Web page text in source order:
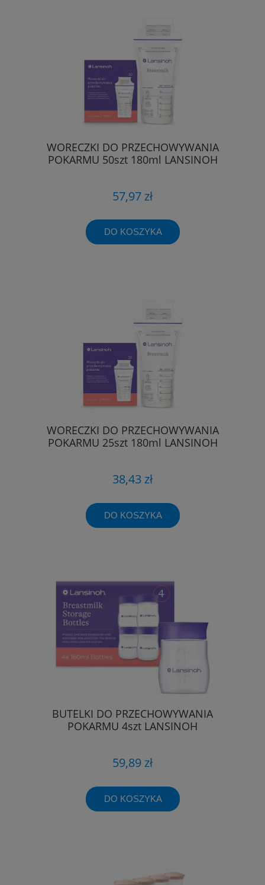
WORECZKI DO PRZECHOWYWANIA
POKARMU 50szt 180ml LANSINOH
57,97 zł
DO KOSZYKA
WORECZKI DO PRZECHOWYWANIA
POKARMU 25szt 180ml LANSINOH
38,43 zł
DO KOSZYKA
BUTELKI DO PRZECHOWYWANIA
POKARMU 4szt LANSINOH
59,89 zł
DO KOSZYKA